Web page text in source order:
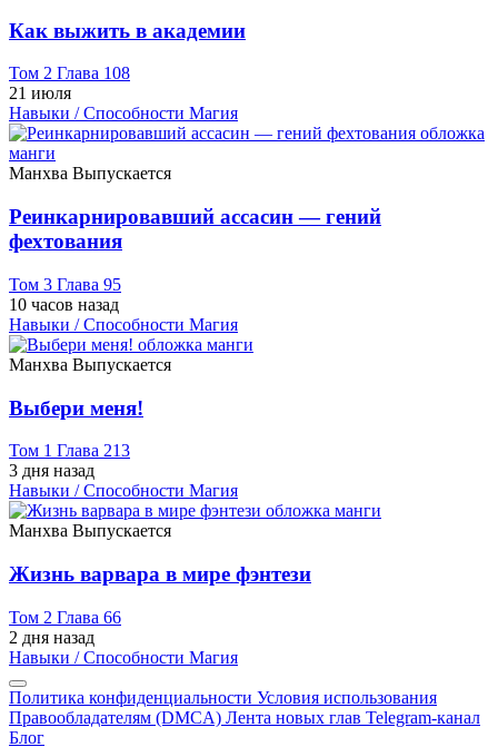
Как выжить в академии
Том 2 Глава 108
21 июля
Навыки / Способности Магия
Манхва Выпускается
Реинкарнировавший ассасин — гений
фехтования
Том 3 Глава 95
10 часов назад
Навыки / Способности Магия
Манхва Выпускается
Выбери меня!
Том 1 Глава 213
3 дня назад
Навыки / Способности Магия
Манхва Выпускается
Жизнь варвара в мире фэнтези
Том 2 Глава 66
2 дня назад
Навыки / Способности Магия
Политика конфиденциальности Условия использования
Правообладателям (DMCA) Лента новых глав Telegram-канал
Блог